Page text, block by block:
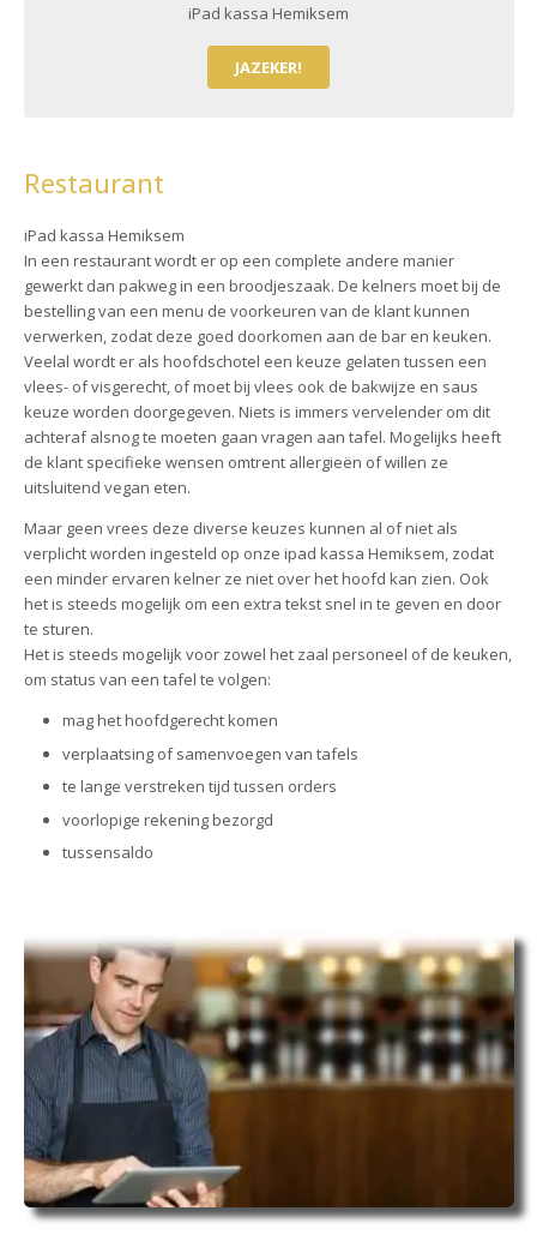
iPad kassa Hemiksem
JAZEKER!
Restaurant
iPad kassa Hemiksem
In een restaurant wordt er op een complete andere manier
gewerkt dan pakweg in een broodjeszaak. De kelners moet bij de
bestelling van een menu de voorkeuren van de klant kunnen
verwerken, zodat deze goed doorkomen aan de bar en keuken.
Veelal wordt er als hoofdschotel een keuze gelaten tussen een
vlees- of visgerecht, of moet bij vlees ook de bakwijze en saus
keuze worden doorgegeven. Niets is immers vervelender om dit
achteraf alsnog te moeten gaan vragen aan tafel. Mogelijks heeft
de klant specifieke wensen omtrent allergieën of willen ze
uitsluitend vegan eten.
Maar geen vrees deze diverse keuzes kunnen al of niet als
verplicht worden ingesteld op onze ipad kassa Hemiksem, zodat
een minder ervaren kelner ze niet over het hoofd kan zien. Ook
het is steeds mogelijk om een extra tekst snel in te geven en door
te sturen.
Het is steeds mogelijk voor zowel het zaal personeel of de keuken,
om status van een tafel te volgen:
mag het hoofdgerecht komen
verplaatsing of samenvoegen van tafels
te lange verstreken tijd tussen orders
voorlopige rekening bezorgd
tussensaldo